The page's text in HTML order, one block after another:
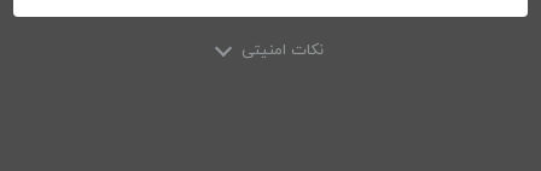
نکات امنیتی